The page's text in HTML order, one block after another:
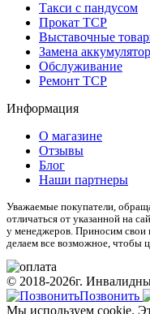
Такси с пандусом
Прокат ТСР
Выставочные
Замена
Обслуживание
Ремонт ТСР
Информация
О магазине
Отзывы
Блог
Наши партнеры
Уважаемые покупатели,
отличаться от указанной на
у менеджеров. Приносим свои
делаем все возможное, чтобы
© 2018-2026г.
Позвонить
Мы используем cookie.